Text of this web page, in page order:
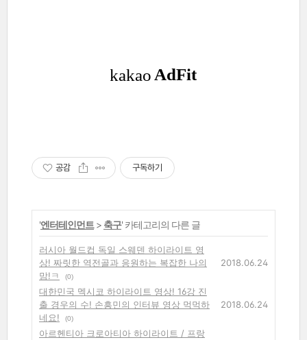
공감 구독하기
'엔터테인먼트 > 축구' 카테고리의 다른 글
러시아 월드컵 독일 스웨덴 하이라이트 영
상! 짜릿한 역전골과 응원하는 복잡한 나의
맘!ㅋ
(0)
2018.06.24
대한민국 멕시코 하이라이트 영상! 16강 진
출 경우의 수! 손흥민의 인터뷰 영상 먹먹하
네요!
(0)
2018.06.24
아르헨티아 크로아티아 하이라이트 / 프랑